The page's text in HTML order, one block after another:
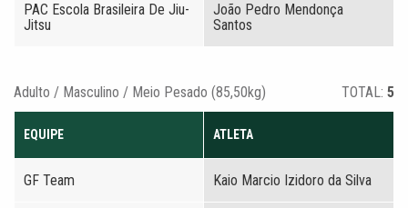
PAC Escola Brasileira De Jiu-
Jitsu
João Pedro Mendonça
Santos
Adulto / Masculino / Meio Pesado (85,50kg) TOTAL: 5
EQUIPE ATLETA
GF Team Kaio Marcio Izidoro da Silva